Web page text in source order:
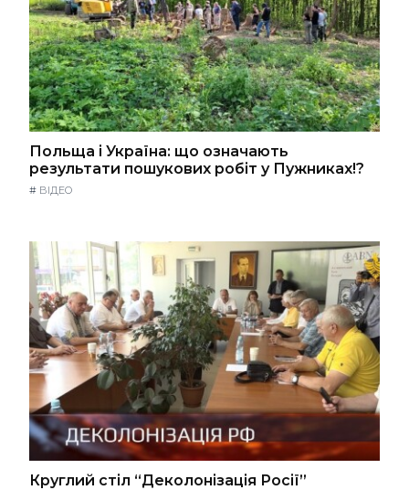
Польща і Україна: що означають
результати пошукових робіт у Пужниках!?
# ВІДЕО
Круглий стіл “Деколонізація Росії”